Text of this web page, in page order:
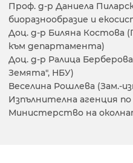
Проф. д-р Даниела
биоразнообразие и
Доц. д-р Биляна Костова
към департамента)
Доц. д-р Ралица
Земята", НБУ)
Веселина Рошлева (Зам.-
Изпълнителна агенция по
Министерство на